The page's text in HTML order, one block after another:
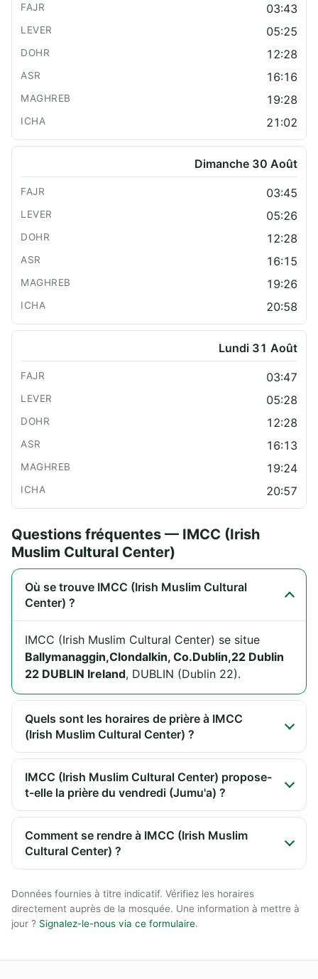
03:43
05:25
12:28
16:16
19:28
21:02
Dimanche 30 Août
03:45
05:26
12:28
16:15
19:26
20:58
Lundi 31 Août
03:47
05:28
12:28
16:13
19:24
20:57
Questions fréquentes — IMCC (Irish
Muslim Cultural Center)
Où se trouve IMCC (Irish Muslim Cultural
Center) ?
IMCC (Irish Muslim Cultural Center) se situe
Ballymanaggin,Clondalkin, Co.Dublin,22 Dublin
22 DUBLIN Ireland, DUBLIN (Dublin 22).
Quels sont les horaires de prière à IMCC
(Irish Muslim Cultural Center) ?
IMCC (Irish Muslim Cultural Center) propose-
t-elle la prière du vendredi (Jumu'a) ?
Comment se rendre à IMCC (Irish Muslim
Cultural Center) ?
Données fournies à titre indicatif. Vérifiez les horaires
directement auprès de la mosquée. Une information à mettre à
jour ? Signalez-le-nous via ce formulaire.